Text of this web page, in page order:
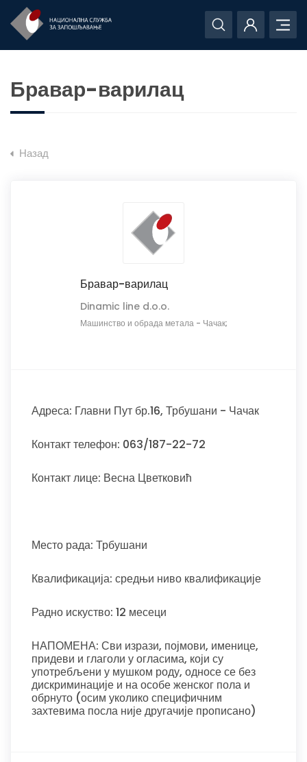
Бравар-варилац
Назад
Бравар-варилац
Dinamic line d.o.o.
Машинство и обрада метала- Чачак;
Адреса: Главни Пут бр.16, Трбушани - Чачак
Контакт телефон: 063/187-22-72
Контакт лице: Весна Цветковић
Место рада: Трбушани
Квалификација: средњи ниво квалификације
Радно искуство: 12 месеци
НАПОМЕНА: Сви изрази, појмови, именице,
придеви и глаголи у огласима, који су
употребљени у мушком роду, односе се без
дискриминације и на особе женског пола и
обрнуто (осим уколико специфичним
захтевима посла није другачије прописано)